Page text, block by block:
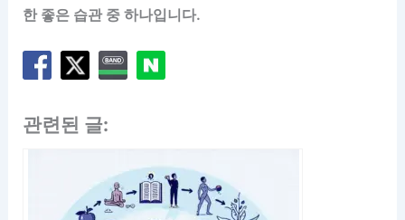
한 좋은 습관 중 하나입니다.
관련된 글: